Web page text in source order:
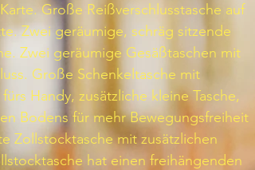
Große Reißverschlusstasche auf
Zwei geräumige, schräg sitzende
Zwei geräumige Gesäßtaschen mit
Große Schenkeltasche mit
Handy, zusätzliche kleine Tasche,
Bodens für mehr Bewegungsfreiheit
Zollstocktasche mit zusätzlichen
hat einen freihängenden